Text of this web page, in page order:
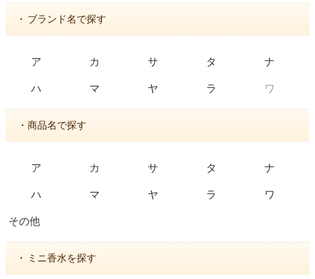
・ ブランド名で探す
ア カ サ タ ナ
ハ マ ヤ ラ ワ
・商品名で探す
ア カ サ タ ナ
ハ マ ヤ ラ ワ
その他
・ ミニ香水を探す